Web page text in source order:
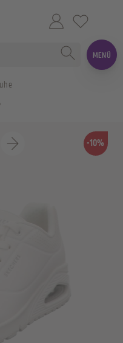
MENÜ
-10%